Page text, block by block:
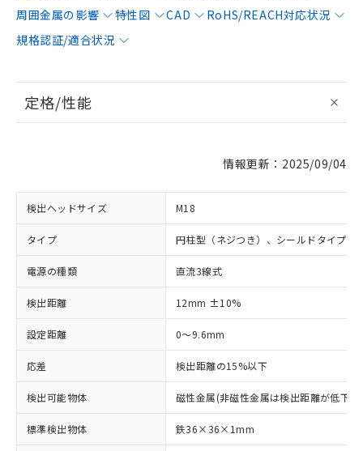
周囲金属の影響
特性図 CAD
RoHS/REACH対応状況
規格認証/適合状況
定格/性能
情報更新：2025/09/04
検出ヘッドサイズ M18
タイプ 円柱型（ネジつき）、シールドタイプ
電源の種類 直流3線式
検出距離 12mm ±10%
設定距離 0～9.6mm
応差 検出距離の15%以下
検出可能物体 磁性金属(非磁性金属は検出距離が低下し
標準検出物体 鉄36×36×1mm